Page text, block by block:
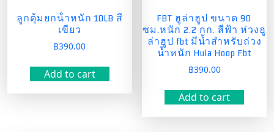
ลูกตุ้มยกน้ําหนัก 10LB สี
เขียว
฿390.00
Add to cart
FBT ฮูล่าฮูป ขนาด 90
ซม.หนัก 2.2 กก. สีฟ้า ห่วงฮู
ล่าฮูป fbt มีน้ำสำหรับถ่วง
น้ำหนัก Hula Hoop Fbt
฿390.00
Add to cart